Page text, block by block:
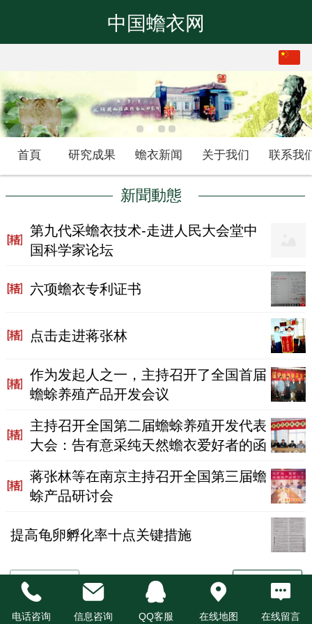
中国蟾衣网
中文
首頁 研究成果 蟾衣新闻 关于我们 联系我
新聞動態
第九代采蟾衣技术-走进人民大会堂中
国科学家论坛
六项蟾衣专利证书
点击走进蒋张林
作为发起人之一，主持召开了全国首届
蟾蜍养殖产品开发会议
主持召开全国第二届蟾蜍养殖开发代表
大会：告有意采纯天然蟾衣爱好者的函
蒋张林等在南京主持召开全国第三届蟾
蜍产品研讨会
提高龟卵孵化率十点关键措施
电话咨询 信息咨询 QQ客服 在线地图 在线留言